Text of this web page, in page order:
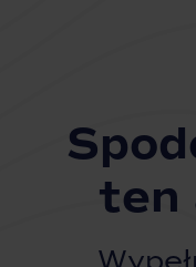
ten